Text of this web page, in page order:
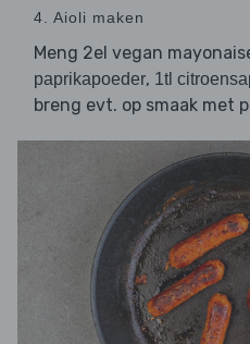
4. Aioli maken
Meng 2el vegan
paprikapoeder, 1tl
breng evt. op smaak met